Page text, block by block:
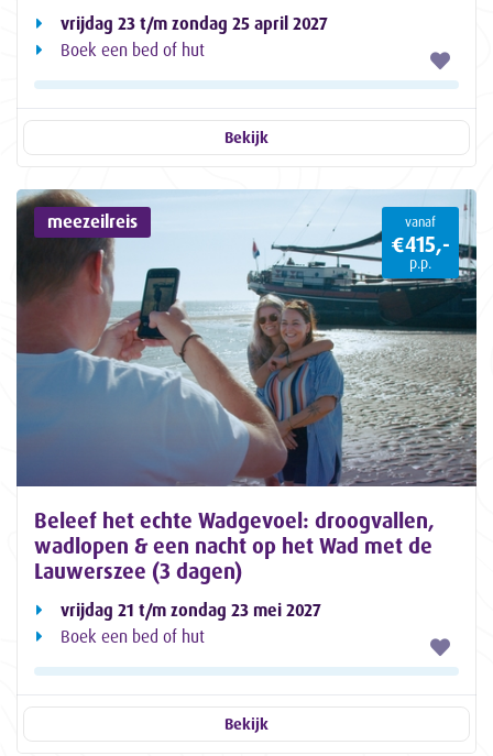
vrijdag 23 t/m zondag 25 april 2027
Boek een bed of hut
Bekijk
meezeilreis vanaf
€415,-
p.p.
Beleef het echte Wadgevoel: droogvallen,
wadlopen & een nacht op het Wad met de
Lauwerszee (3 dagen)
vrijdag 21 t/m zondag 23 mei 2027
Boek een bed of hut
Bekijk